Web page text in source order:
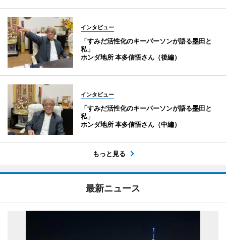
インタビュー
「すみだ活性化のキーパーソンが語る墨田と
私」
ホンダ地所 本多信悟さん（後編）
インタビュー
「すみだ活性化のキーパーソンが語る墨田と
私」
ホンダ地所 本多信悟さん（中編）
もっと見る
最新ニュース